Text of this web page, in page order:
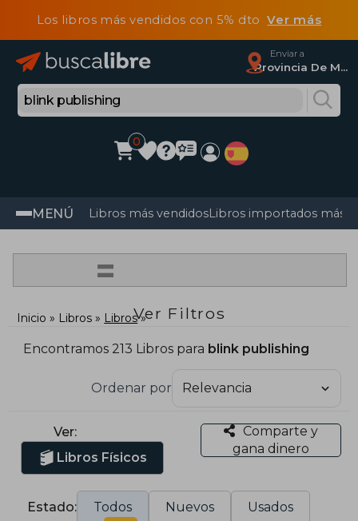
Los libros más vendidos con 5% dtoVer más
Enviar a
Provincia De Madrid
0
MENÚ Libros más vendidosLibros importados más
=
Ver Filtros
Inicio Libros Libros
Encontramos 213 Libros para blink publishing
Ordenar por
Ver:
Libros Físicos
Comparte y
gana dinero
Estado: Todos Nuevos Usados